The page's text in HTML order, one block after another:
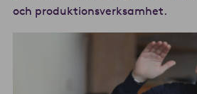
och produktionsverksamhet.